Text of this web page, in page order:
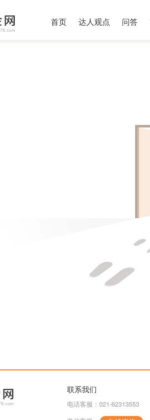
首页 达人观点 问答
联系我们
电话客服：021-62313553